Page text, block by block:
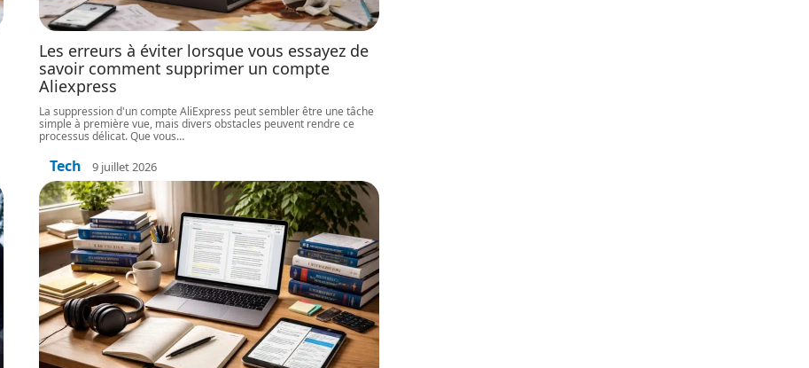
Les erreurs à éviter lorsque vous essayez de
savoir comment supprimer un compte
Aliexpress
La suppression d'un compte AliExpress peut sembler être une tâche
simple à première vue, mais divers obstacles peuvent rendre ce
processus délicat. Que vous…
Tech 9 juillet 2026